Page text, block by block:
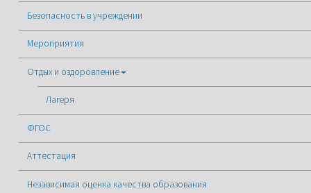
Безопасность в учреждении
Мероприятия
Отдых и оздоровление
Лагеря
ФГОС
Аттестация
Независимая оценка качества образования